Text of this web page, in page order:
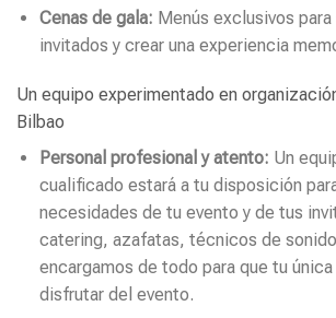
Cenas de gala: Menús exclusivos
invitados y crear una experiencia
Un equipo experimentado en
Bilbao
Personal profesional y atento: Un
cualificado estará a tu disposición
necesidades de tu evento y de tus
catering, azafatas, técnicos de
encargamos de todo para que tu
disfrutar del evento.